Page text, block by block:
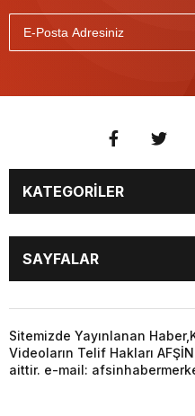
KATEGORİLER
EĞİTİM
GÜNCEL
SİYASET
KÜNYE
SAYFALAR
GÜNCEL
SİYASET
KÜNYE
Sitemizde Yayınlanan
Videoların Telif Hakları
aittir. e-mail: